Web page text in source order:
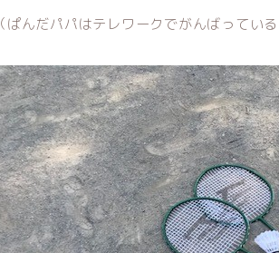
（ぱんだパパはテレワークでがんばってい